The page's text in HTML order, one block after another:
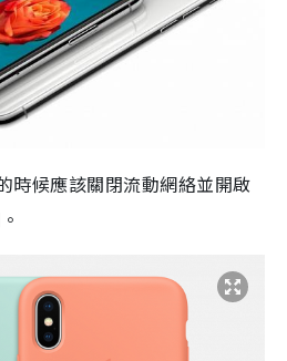
時候應該關閉流動網絡並開啟